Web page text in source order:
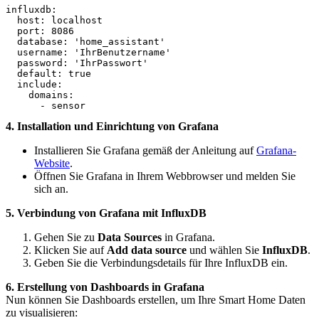
influxdb:
  host: localhost
  port: 8086
  database: 'home_assistant'
  username: 'IhrBenutzername'
  password: 'IhrPasswort'
  default: true
  include:
    domains:
4. Installation und Einrichtung von Grafana
Installieren Sie Grafana gemäß der Anleitung aufGrafana-
Website.
Öffnen Sie Grafana in Ihrem Webbrowser und melden Sie
sich an.
5. Verbindung von Grafana mit InfluxDB
Gehen Sie zu Data Sources in Grafana.
Klicken Sie auf Add data source und wählen Sie InfluxDB.
Geben Sie die Verbindungsdetails für Ihre InfluxDB ein.
6. Erstellung von Dashboards in Grafana
Nun können Sie Dashboards erstellen, um Ihre Smart Home Daten
zu visualisieren: